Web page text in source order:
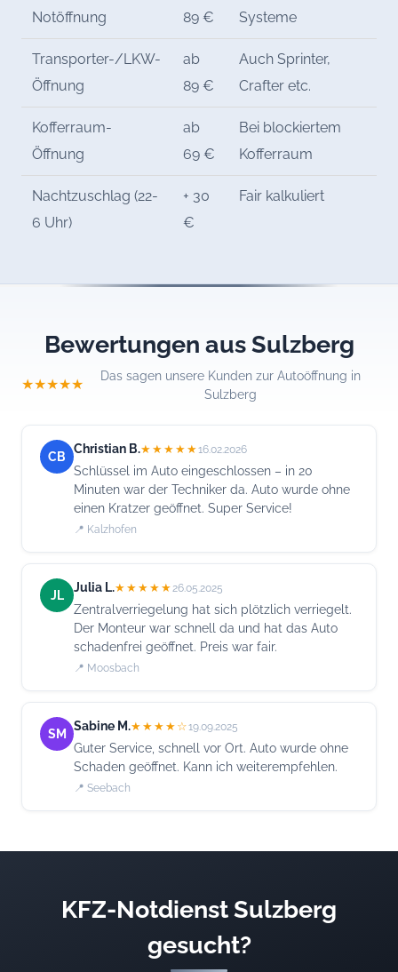
Notöffnung
89 €
Systeme
Transporter-/LKW-
Öffnung
ab
89 €
Auch Sprinter,
Crafter etc.
Kofferraum-
Öffnung
ab
69 €
Bei blockiertem
Kofferraum
Nachtzuschlag (22-
6 Uhr)
+ 30
€
Fair kalkuliert
Bewertungen aus Sulzberg
★★★★★
Das sagen unsere Kunden zur Autoöffnung in
Sulzberg
CB
Christian B.★★★★★16.02.2026
Schlüssel im Auto eingeschlossen – in 20
Minuten war der Techniker da. Auto wurde ohne
einen Kratzer geöffnet. Super Service!
📍 Kalzhofen
JL
Julia L.★★★★★ 26.05.2025
Zentralverriegelung hat sich plötzlich verriegelt.
Der Monteur war schnell da und hat das Auto
schadenfrei geöffnet. Preis war fair.
📍 Moosbach
SM
Sabine M.★★★★☆19.09.2025
Guter Service, schnell vor Ort. Auto wurde ohne
Schaden geöffnet. Kann ich weiterempfehlen.
📍 Seebach
KFZ-Notdienst Sulzberg
gesucht?